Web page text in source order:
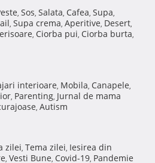
, Sos, Salata, Cafea, Supa,
, Supa crema, Aperitive, Desert,
, Ciorba pui, Ciorba burta,
interioare, Mobila, Canapele,
, Parenting, Jurnal de mama
, Autism
zilei, Tema zilei, Iesirea din
, Vesti Bune, Covid-19, Pandemie